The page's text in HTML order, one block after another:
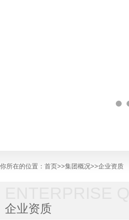
你所在的位置： 首页>>集团概况>>企业资质
企业资质